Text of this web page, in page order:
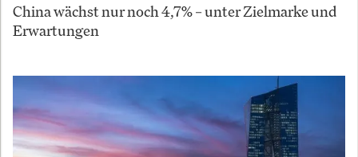
China wächst nur noch 4,7% – unter Zielmarke und
Erwartungen